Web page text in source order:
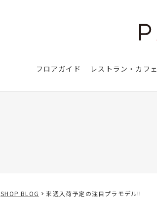
フロアガイド レストラン・カフェ
SHOP BLOG 来週入荷予定の注目プラモデル!!